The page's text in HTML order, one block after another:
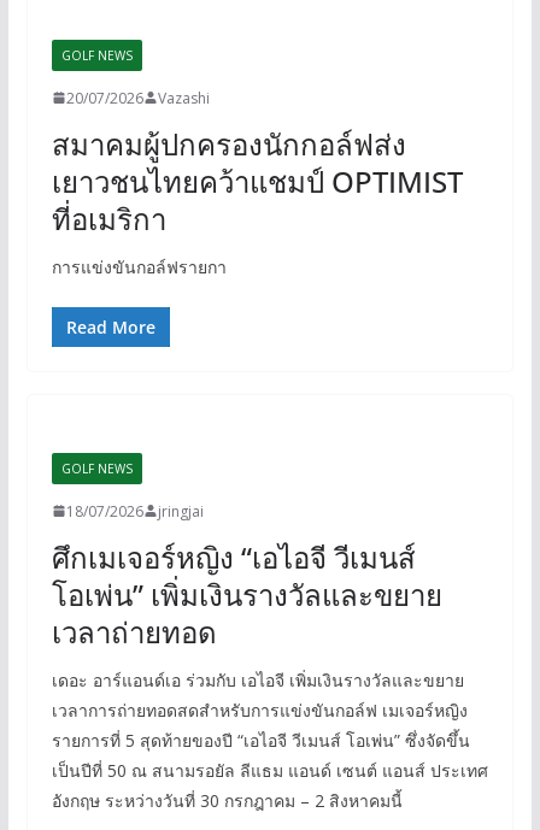
GOLF NEWS
20/07/2026 Vazashi
สมาคมผู้ปกครองนักกอล์ฟส่ง
เยาวชนไทยคว้าแชมป์ OPTIMIST
ที่อเมริกา
การแข่งขันกอล์ฟรายกา
Read More
GOLF NEWS
18/07/2026 jringjai
ศึกเมเจอร์หญิง “เอไอจี วีเมนส์
โอเพ่น” เพิ่มเงินรางวัลและขยาย
เวลาถ่ายทอด
เดอะ อาร์แอนด์เอ ร่วมกับ เอไอจี เพิ่มเงินรางวัลและขยาย
เวลาการถ่ายทอดสดสำหรับการแข่งขันกอล์ฟ เมเจอร์หญิง
รายการที่ 5 สุดท้ายของปี “เอไอจี วีเมนส์ โอเพ่น” ซึ่งจัดขึ้น
เป็นปีที่ 50 ณ สนามรอยัล ลีแธม แอนด์ เซนต์ แอนส์ ประเทศ
อังกฤษ ระหว่างวันที่ 30 กรกฎาคม – 2 สิงหาคมนี้